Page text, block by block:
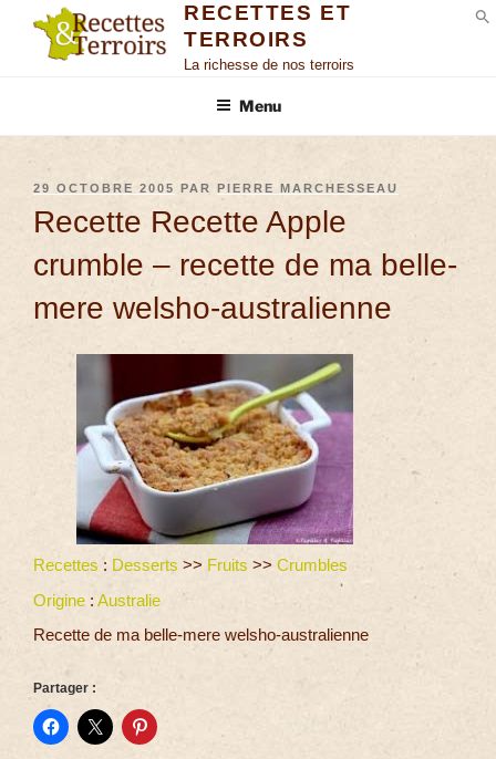
RECETTES ET
TERROIRS
La richesse de nos terroirs
Menu
29 OCTOBRE 2005 PAR PIERRE MARCHESSEAU
Recette Recette Apple
crumble – recette de ma belle-
mere welsho-australienne
Recettes : Desserts >> Fruits >> Crumbles
Origine : Australie
Recette de ma belle-mere welsho-australienne
Partager :